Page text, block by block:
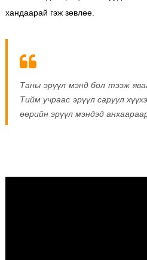
хандаарай гэж зөвлөе.
Таны эрүүл мэнд бол тээж
Тийм учраас эрүүл саруул
өөрийн эрүүл мэндэд